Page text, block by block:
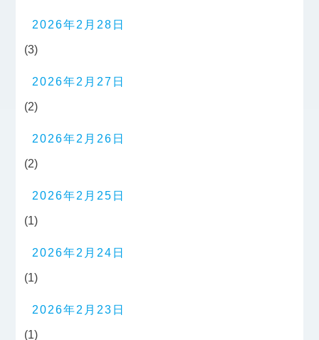
2026年2月28日
(3)
2026年2月27日
(2)
2026年2月26日
(2)
2026年2月25日
(1)
2026年2月24日
(1)
2026年2月23日
(1)